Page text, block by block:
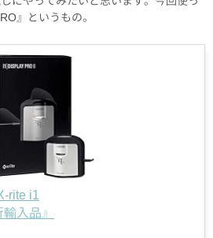
』というもの。
rite i1
入品』